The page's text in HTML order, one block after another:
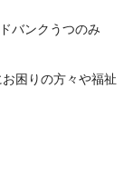
バンクうつのみ
困りの方々や福祉